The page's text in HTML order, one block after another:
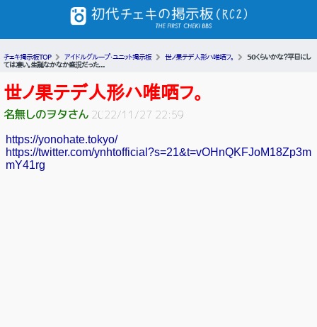
チェキ掲示板TOP アイドルグループ・ユニット掲示板 世ノ果テデ人形ハ唯哂フ。
50くらいかな？平日にし
ては凄い。生誕なかなか盛況だった...
世ノ果テデ人形ハ唯哂フ。
名無しのヲタさん 2022/11/27 22:59
https://yonohate.tokyo/
https://twitter.com/ynhtofficial?s=21&t=vOHnQKFJoM18Zp3m
mY41rg